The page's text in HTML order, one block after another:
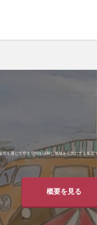
売を通じて空き空間を活用し地域を元気にする集団
概要を見る